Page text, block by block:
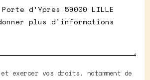
exercer vos droits, notamment de